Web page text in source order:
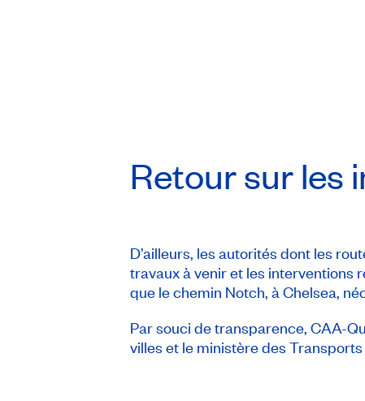
Retour sur les
D’ailleurs, les autorités dont les
travaux à venir et les interventions
que le chemin Notch, à Chelsea,
Par souci de transparence, CAA-
villes et le ministère des